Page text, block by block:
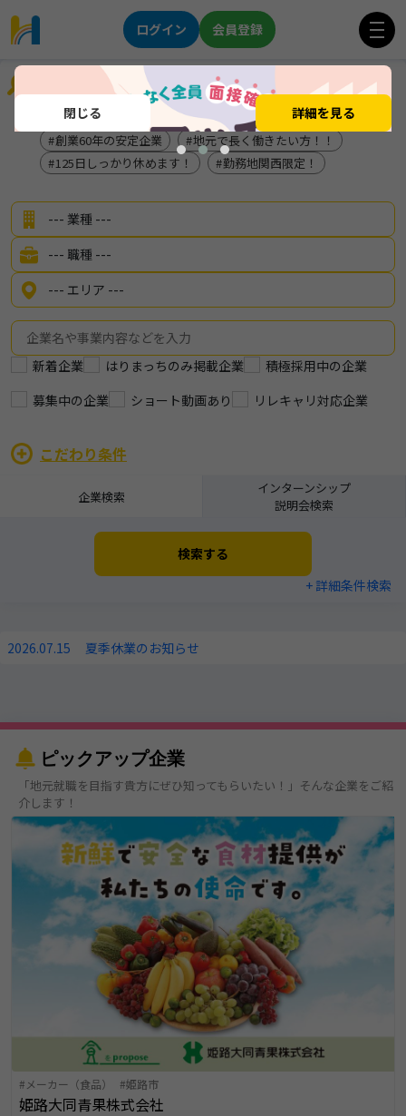
ログイン 会員登録
企業を探す
トヨタ車が社割で買える
服装自由！年間休日125日！
創業60年の安定企業
地元で長く働きたい方！！
125日しっかり休めます！
勤務地関西限定！
新着企業 はりまっちのみ掲載企業
積極採用中の企業
募集中の企業
ショート動画あり リレキャリ対応企業
こだわり条件
企業検索
インターンシップ
説明会検索
検索する
+ 詳細条件検索
2026.07.15 夏季休業のお知らせ
ピックアップ企業
「地元就職を目指す貴方にぜひ知ってもらいたい！」そんな企業をご紹
介します！
メーカー（食品） 姫路市
姫路大同青果株式会社
閉じる 詳細を見る